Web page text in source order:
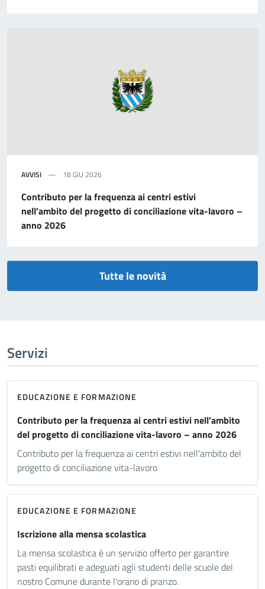
AVVISI 18 GIU 2026
Contributo per la frequenza ai centri estivi
nell’ambito del progetto di conciliazione vita-lavoro –
anno 2026
Tutte le novità
Servizi
EDUCAZIONE E FORMAZIONE
Contributo per la frequenza ai centri estivi nell’ambito
del progetto di conciliazione vita-lavoro – anno 2026
Contributo per la frequenza ai centri estivi nell'ambito del
progetto di conciliazione vita-lavoro
EDUCAZIONE E FORMAZIONE
Iscrizione alla mensa scolastica
La mensa scolastica è un servizio offerto per garantire
pasti equilibrati e adeguati agli studenti delle scuole del
nostro Comune durante l'orario di pranzo.